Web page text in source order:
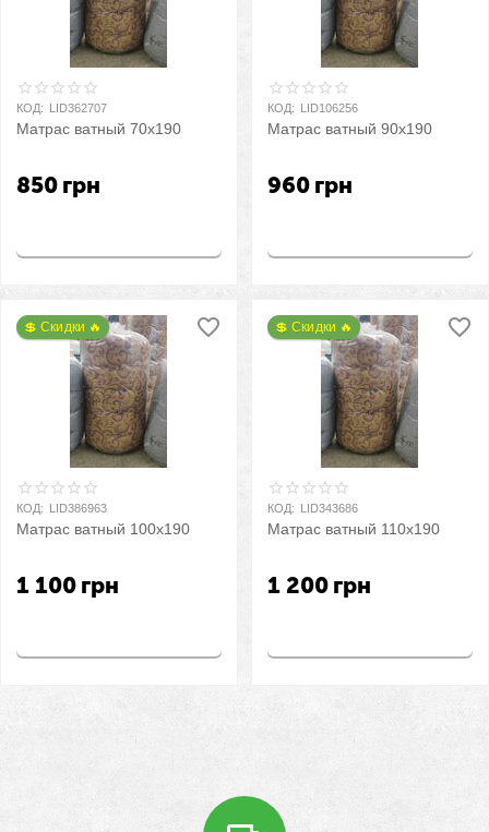
КОД: LID362707
Матрас ватный 70х190
850 грн
КОД: LID106256
Матрас ватный 90х190
960 грн
💲 Скидки 🔥
КОД: LID386963
Матрас ватный 100х190
1 100 грн
💲 Скидки 🔥
КОД: LID343686
Матрас ватный 110х190
1 200 грн